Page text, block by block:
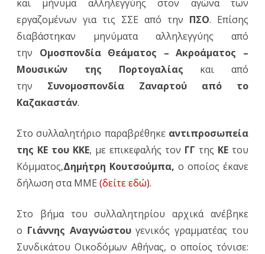
και μήνυμα αλληλεγγύης στον αγώνα των
εργαζομένων για τις ΣΣΕ από την ΠΣΟ. Επίσης
διαβάστηκαν μηνύματα αλληλεγγύης από
την Ομοσπονδία Θεάματος – Ακροάματος –
Μουσικών της Πορτογαλίας και από
την Συνομοσπονδία Ζαναρτού από το
Καζακαστάν.
Στο συλλαλητήριο παραβρέθηκε αντιπροσωπεία
της ΚΕ του ΚΚΕ, με επικεφαλής τον ΓΓ της ΚΕ του
Κόμματος,Δημήτρη Κουτσούμπα, ο οποίος έκανε
δήλωση στα ΜΜΕ (δείτε εδώ).
Στο βήμα του συλλαλητηρίου αρχικά ανέβηκε
ο Γιάννης Αναγνώστουγενικός γραμματέας του
Συνδικάτου Οικοδόμων Αθήνας, ο οποίος τόνισε: